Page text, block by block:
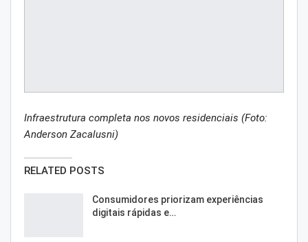
Infraestrutura completa nos novos residenciais (Foto:
Anderson Zacalusni)
RELATED POSTS
Consumidores priorizam experiências
digitais rápidas e…